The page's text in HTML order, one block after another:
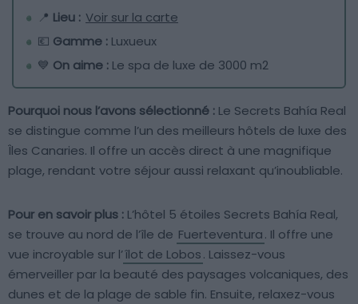
📍 Lieu : Voir sur la carte
💶 Gamme : Luxueux
💙 On aime : Le spa de luxe de 3000 m2
Pourquoi nous l’avons sélectionné : Le Secrets Bahía Real
se distingue comme l’un des meilleurs hôtels de luxe des
Îles Canaries. Il offre un accès direct à une magnifique
plage, rendant votre séjour aussi relaxant qu’inoubliable.
Pour en savoir plus : L’hôtel 5 étoiles Secrets Bahía Real,
se trouve au nord de l’île de Fuerteventura. Il offre une
vue incroyable sur l’îlot de Lobos. Laissez-vous
émerveiller par la beauté des paysages volcaniques, des
dunes et de la plage de sable fin. Ensuite, relaxez-vous